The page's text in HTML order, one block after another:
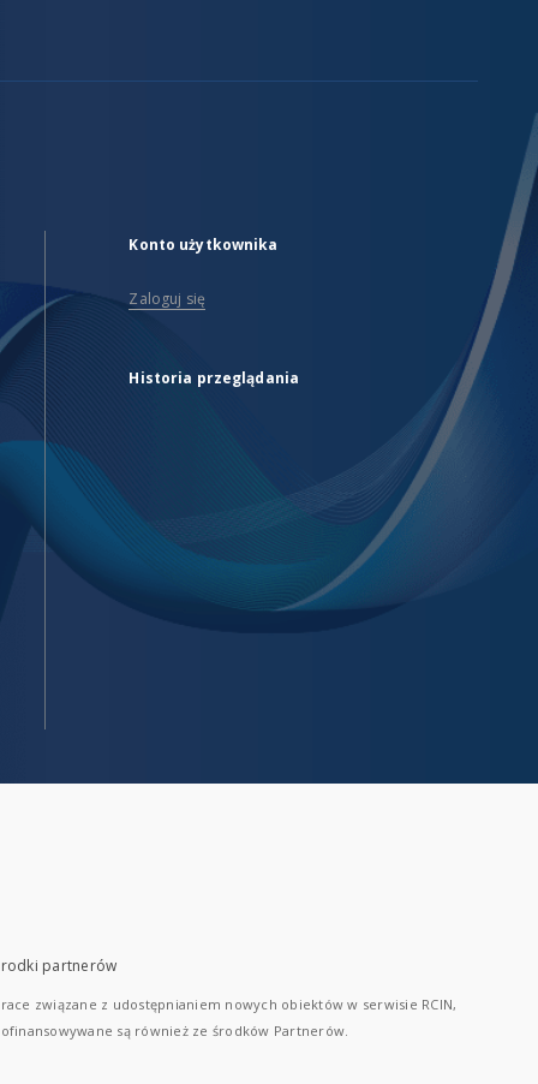
Konto użytkownika
Zaloguj się
Historia przeglądania
partnerów
związane z udostępnianiem nowych obiektów w serwisie RCIN,
są również ze środków Partnerów.